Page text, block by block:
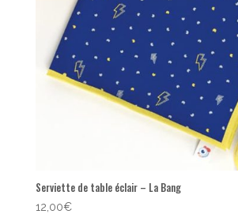
Serviette de table éclair – La Bang
12,00€